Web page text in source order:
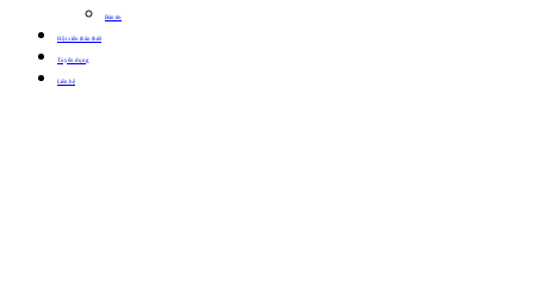
Bản tin
Hội viên thân thiết
Tuyển dụng
Liên hệ